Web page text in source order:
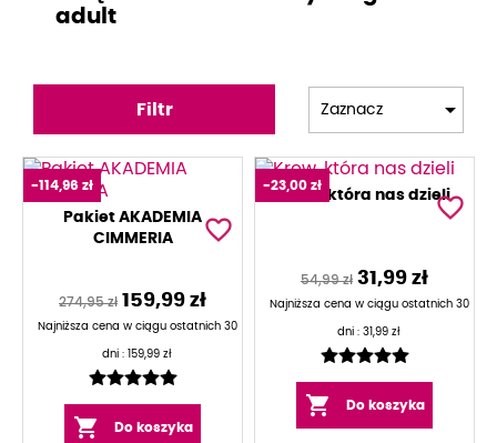
adult
Filtr Zaznacz 
Pakiet AKADEMIA
CIMMERIA
274,95 zł 159,99 zł
Najniższa cena w ciągu ostatnich 30
dni : 159,99 zł
-114,96 zł
 Do koszyka
favorite_border
Krew, która nas dzieli
54,99 zł 31,99 zł
Najniższa cena w ciągu ostatnich 30
dni : 31,99 zł
-23,00 zł
 Do koszyka
favorite_border